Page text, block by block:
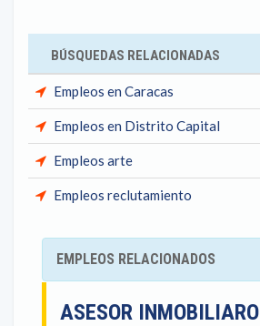
BÚSQUEDAS RELACIONADAS
Empleos en Caracas
Empleos en Distrito Capital
Empleos arte
Empleos reclutamiento
EMPLEOS RELACIONADOS
ASESOR INMOBILIARO